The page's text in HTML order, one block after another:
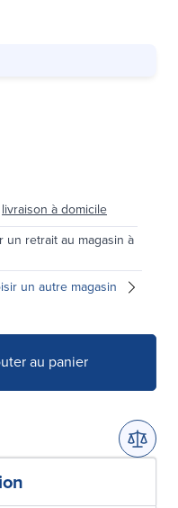
livraison à domicile
un retrait au magasin à
un autre magasin
au panier